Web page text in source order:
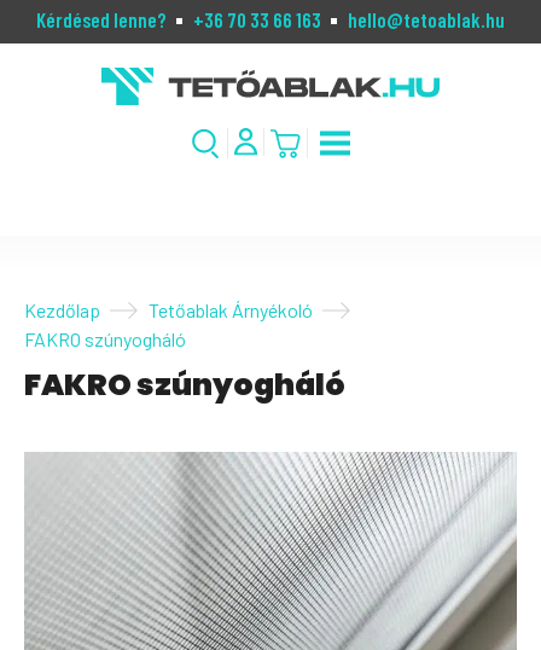
Kérdésed lenne? +36 70 33 66 163 hello@tetoablak.hu
Kezdőlap
Tetőablak Árnyékoló
FAKRO szúnyogháló
FAKRO szúnyogháló